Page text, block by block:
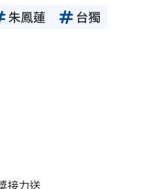
朱鳳蓮
台獨
接力送